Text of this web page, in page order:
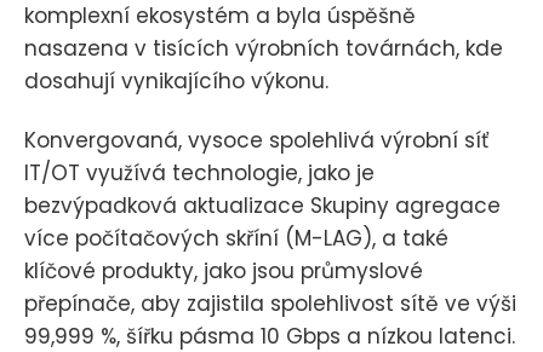
komplexní ekosystém a byla úspěšně
nasazena v tisících výrobních továrnách, kde
dosahují vynikajícího výkonu.
Konvergovaná, vysoce spolehlivá výrobní síť
IT/OT využívá technologie, jako je
bezvýpadková aktualizace Skupiny agregace
více počítačových skříní (M-LAG), a také
klíčové produkty, jako jsou průmyslové
přepínače, aby zajistila spolehlivost sítě ve výši
99,999 %, šířku pásma 10 Gbps a nízkou latenci.